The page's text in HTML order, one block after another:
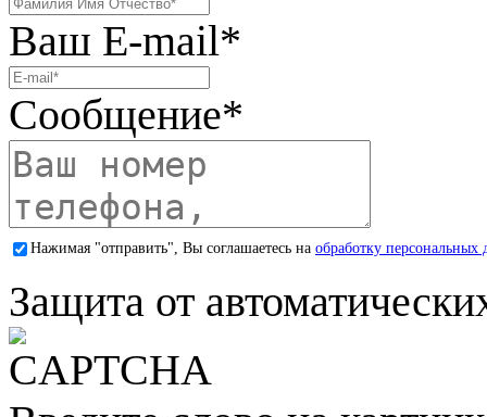
Ваш E-mail*
Сообщение*
Нажимая "отправить", Вы соглашаетесь на обработку персональных
Защита от